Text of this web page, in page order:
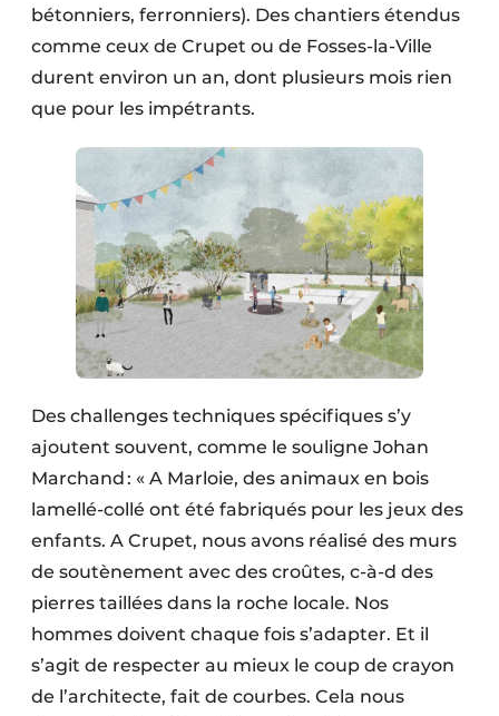
bétonniers, ferronniers). Des chantiers étendus
comme ceux de Crupet ou de Fosses-la-Ville
durent environ un an, dont plusieurs mois rien
que pour les impétrants.
Des challenges techniques spécifiques s’y
ajoutent souvent, comme le souligne Johan
Marchand : « A Marloie, des animaux en bois
lamellé-collé ont été fabriqués pour les jeux des
enfants. A Crupet, nous avons réalisé des murs
de soutènement avec des croûtes, c-à-d des
pierres taillées dans la roche locale. Nos
hommes doivent chaque fois s’adapter. Et il
s’agit de respecter au mieux le coup de crayon
de l’architecte, fait de courbes. Cela nous